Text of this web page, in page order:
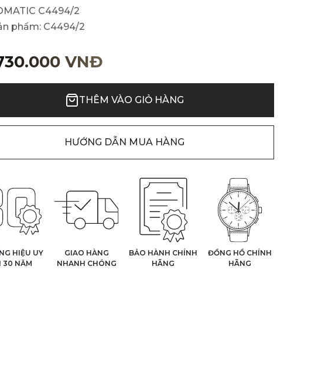
C4494/2
phẩm: C4494/2
VNĐ
THÊM VÀO GIỎ HÀNG
HƯỚNG DẪN MUA HÀNG
HIỆU UY
30 NĂM
GIAO HÀNG
NHANH CHÓNG
BẢO HÀNH CHÍNH
HÃNG
ĐỒNG HỒ CHÍNH
HÃNG